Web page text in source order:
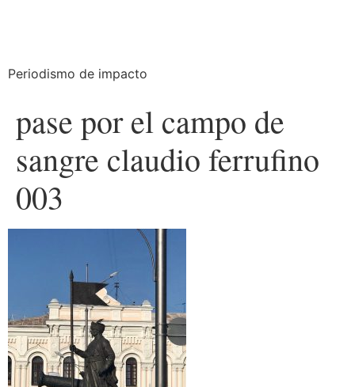
Periodismo de impacto
pase por el campo de
sangre claudio ferrufino
003